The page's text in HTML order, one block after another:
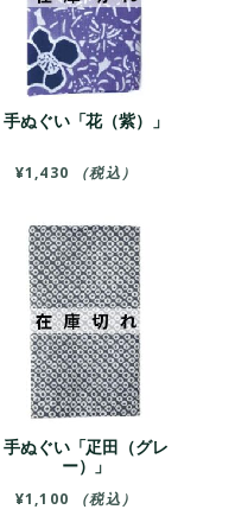
手ぬぐい「花（紫）」
¥1,430 （税込）
手ぬぐい「疋田（グレ
ー）」
¥1,100 （税込）